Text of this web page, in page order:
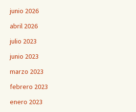
junio 2026
abril 2026
julio 2023
junio 2023
marzo 2023
febrero 2023
enero 2023